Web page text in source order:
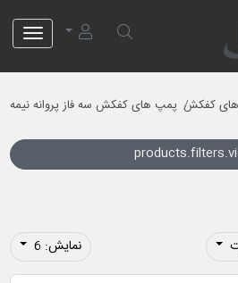
کفکش پمپ های کفکش سه فاز پروانه نیمه
نمایش: 6